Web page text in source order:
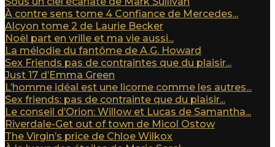
À contre sens tome 4 Confiance de Mercedes...
Alcyon tome 2 de Laurie Becker
Noël part en vrille et ma vie aussi...
La mélodie du fantôme de A.G. Howard
Sex Friends pas de contraintes que du plaisir...
Just 17 d’Emma Green
L’homme idéal est une licorne comme les autres...
Sex friends: pas de contrainte que du plaisir...
Le conseil d’Orion: Willow et Lucas de Samantha...
Riverdale-Get out of town de Micol Ostow
The Virgin’s price de Chloe Wilkox